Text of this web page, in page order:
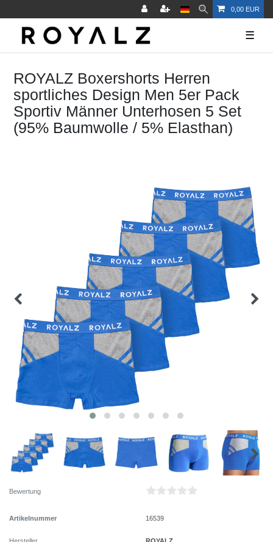
0,00 EUR
☰
ROYALZ Boxershorts Herren
sportliches Design Men 5er Pack
Sportiv Männer Unterhosen 5 Set
(95% Baumwolle / 5% Elasthan)
Bewertung
Artikelnummer 16539
ROYALZ